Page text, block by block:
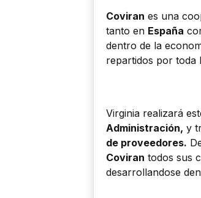
Coviran es una
tanto en España
dentro de la
repartidos por toda
Virginia realizará
Administración, y
de proveedores.
Coviran todos sus
desarrollandose